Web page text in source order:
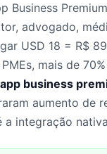
advogado,
USD 18 = R$
mais de
business
aumento de
integração